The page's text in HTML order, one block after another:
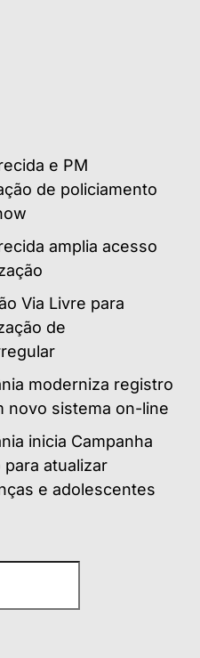
e PM
de policiamento
amplia acesso
Via Livre para
de
moderniza registro
novo sistema on-line
inicia Campanha
atualizar
e adolescentes